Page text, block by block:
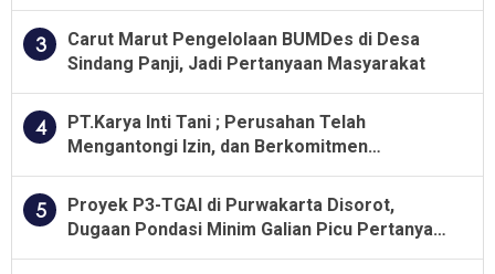
3
Carut Marut Pengelolaan BUMDes di Desa
Sindang Panji, Jadi Pertanyaan Masyarakat
4
PT.Karya Inti Tani ; Perusahan Telah
Mengantongi Izin, dan Berkomitmen
5
Proyek P3-TGAI di Purwakarta Disorot,
Dugaan Pondasi Minim Galian Picu Pertanyaan